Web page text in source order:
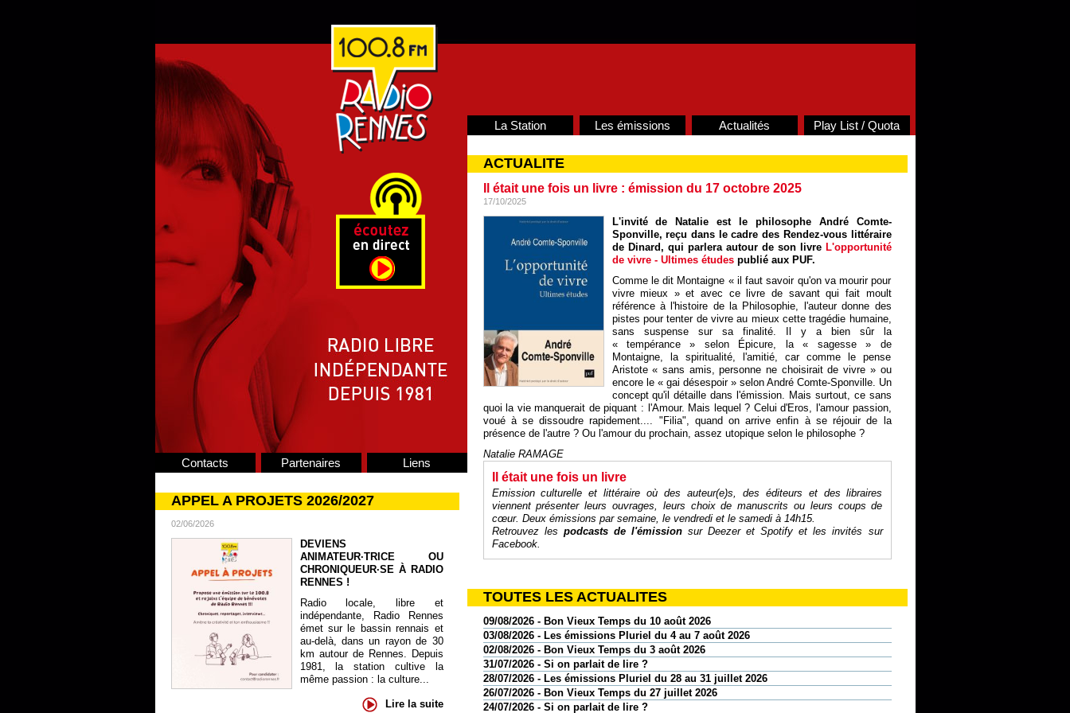
Contacts Partenaires Liens
APPEL A PROJETS 2026/2027
02/06/2026
DEVIENS
ANIMATEUR·TRICE OU
CHRONIQUEUR·SE À RADIO
RENNES !
Radio locale, libre et
indépendante, Radio Rennes
émet sur le bassin rennais et
au-delà, dans un rayon de 30
km autour de Rennes. Depuis
1981, la station cultive la
même passion : la culture...
Lire la suite
La Station Les émissions Actualités Play List / Quota
ACTUALITE
Il était une fois un livre : émission du 17 octobre 2025
17/10/2025
L'invité de Natalie est le philosophe André Comte-
Sponville, reçu dans le cadre des Rendez-vous littéraire
de Dinard, qui parlera autour de son livre L'opportunité
de vivre - Ultimes étudespublié aux PUF.
Comme le dit Montaigne « il faut savoir qu'on va mourir pour
vivre mieux » et avec ce livre de savant qui fait moult
référence à l'histoire de la Philosophie, l'auteur donne des
pistes pour tenter de vivre au mieux cette tragédie humaine,
sans suspense sur sa finalité. Il y a bien sûr la
« tempérance » selon Épicure, la « sagesse » de
Montaigne, la spiritualité, l'amitié, car comme le pense
Aristote « sans amis, personne ne choisirait de vivre » ou
encore le « gai désespoir » selon André Comte-Sponville. Un
concept qu'il détaille dans l'émission. Mais surtout, ce sans
quoi la vie manquerait de piquant : l'Amour. Mais lequel ? Celui d'Eros, l'amour passion,
voué à se dissoudre rapidement.... "Filia", quand on arrive enfin à se réjouir de la
présence de l'autre ? Ou l'amour du prochain, assez utopique selon le philosophe ?
Natalie RAMAGE
Il était une fois un livre
Emission culturelle et littéraire où des auteur(e)s, des éditeurs et des libraires
viennent présenter leurs ouvrages, leurs choix de manuscrits ou leurs coups de
cœur. Deux émissions par semaine, le vendredi et le samedi à 14h15.
Retrouvez les podcasts de l'émissionsurDeezeretSpotify et les invités sur
Facebook.
TOUTES LES ACTUALITES
09/08/2026 - Bon Vieux Temps du 10 août 2026
03/08/2026 - Les émissions Pluriel du 4 au 7 août 2026
02/08/2026 - Bon Vieux Temps du 3 août 2026
31/07/2026 - Si on parlait de lire ?
28/07/2026 - Les émissions Pluriel du 28 au 31 juillet 2026
26/07/2026 - Bon Vieux Temps du 27 juillet 2026
24/07/2026 - Si on parlait de lire ?